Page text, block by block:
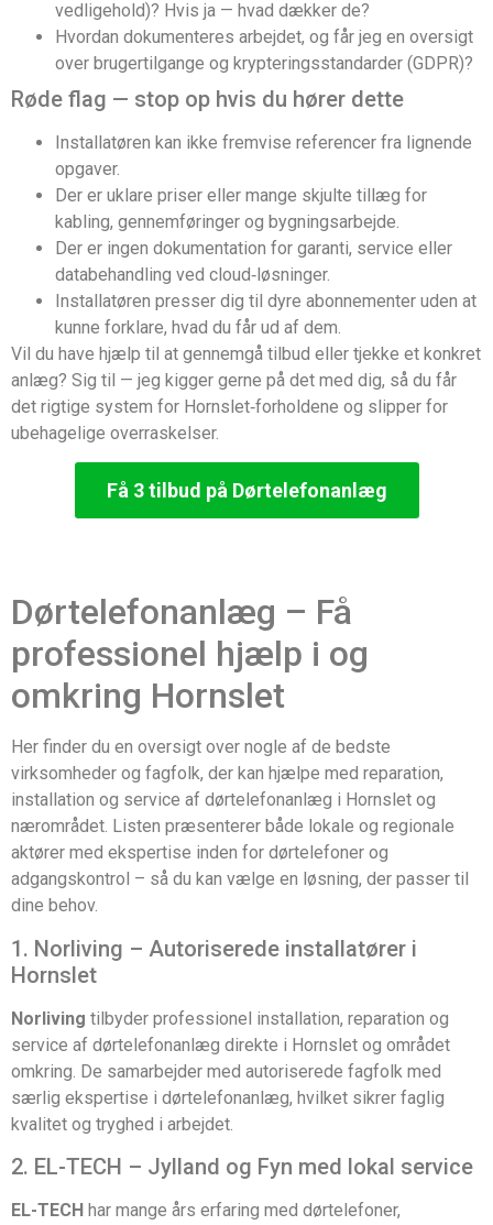
vedligehold)? Hvis ja — hvad dækker de?
Hvordan dokumenteres arbejdet, og får jeg en oversigt
over brugertilgange og krypteringsstandarder (GDPR)?
Røde flag — stop op hvis du hører dette
Installatøren kan ikke fremvise referencer fra lignende
opgaver.
Der er uklare priser eller mange skjulte tillæg for
kabling, gennemføringer og bygningsarbejde.
Der er ingen dokumentation for garanti, service eller
databehandling ved cloud‑løsninger.
Installatøren presser dig til dyre abonnementer uden at
kunne forklare, hvad du får ud af dem.
Vil du have hjælp til at gennemgå tilbud eller tjekke et konkret
anlæg? Sig til — jeg kigger gerne på det med dig, så du får
det rigtige system for Hornslet‑forholdene og slipper for
ubehagelige overraskelser.
Få 3 tilbud på Dørtelefonanlæg
Dørtelefonanlæg – Få
professionel hjælp i og
omkring Hornslet
Her finder du en oversigt over nogle af de bedste
virksomheder og fagfolk, der kan hjælpe med reparation,
installation og service af dørtelefonanlæg i Hornslet og
nærområdet. Listen præsenterer både lokale og regionale
aktører med ekspertise inden for dørtelefoner og
adgangskontrol – så du kan vælge en løsning, der passer til
dine behov.
1. Norliving – Autoriserede installatører i
Hornslet
Norliving tilbyder professionel installation, reparation og
service af dørtelefonanlæg direkte i Hornslet og området
omkring. De samarbejder med autoriserede fagfolk med
særlig ekspertise i dørtelefonanlæg, hvilket sikrer faglig
kvalitet og tryghed i arbejdet.
2. EL-TECH – Jylland og Fyn med lokal service
EL-TECH har mange års erfaring med dørtelefoner,